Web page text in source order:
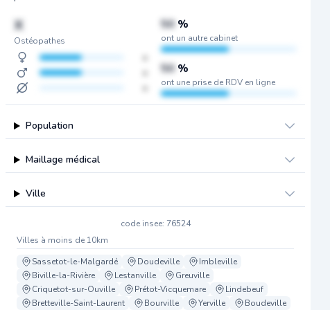
X
Ostéopathes
50 %
ont un autre cabinet
50 %
ont une prise de RDV en ligne
Population
Maillage médical
Ville
code insee: 76524
Villes à moins de 10km
Sassetot-le-Malgardé
Doudeville
Imbleville
Biville-la-Rivière
Lestanville
Greuville
Criquetot-sur-Ouville
Prétot-Vicquemare
Lindebeuf
Bretteville-Saint-Laurent
Bourville Yerville Boudeville